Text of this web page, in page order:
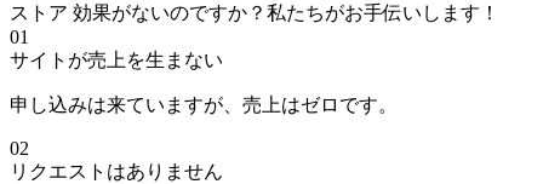
ストア 効果がないのですか？私たちがお手伝いします！
01
サイトが売上を生まない
申し込みは来ていますが、売上はゼロです。
02
リクエストはありません